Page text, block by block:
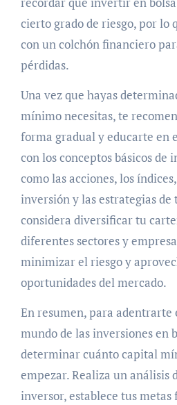
cierto grado de riesgo, por lo
con un colchón financiero
pérdidas.
Una vez que hayas
mínimo necesitas, te
forma gradual y educarte en
con los conceptos básicos de
como las acciones, los
inversión y las estrategias de
considera diversificar tu
diferentes sectores y
minimizar el riesgo y
oportunidades del mercado.
En resumen, para adentrarte
mundo de las inversiones en
determinar cuánto capital
empezar. Realiza un análisis
inversor, establece tus